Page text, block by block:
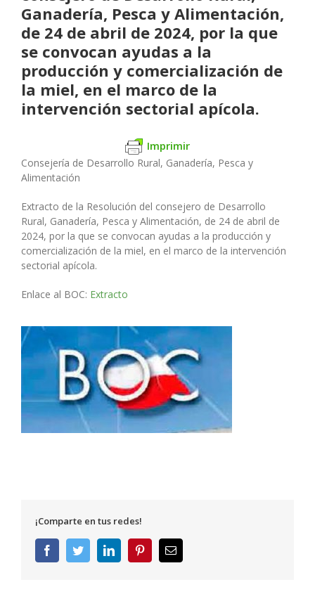
Ganadería, Pesca y Alimentación,
de 24 de abril de 2024, por la que
se convocan ayudas a la
producción y comercialización de
la miel, en el marco de la
intervención sectorial apícola.
Imprimir
Consejería de Desarrollo Rural, Ganadería, Pesca y
Alimentación
Extracto de la Resolución del consejero de Desarrollo
Rural, Ganadería, Pesca y Alimentación, de 24 de abril de
2024, por la que se convocan ayudas a la producción y
comercialización de la miel, en el marco de la intervención
sectorial apícola.
Enlace al BOC: Extracto
¡Comparte en tus redes!
FacebookTwitterLinkedInPinterestCorreo
electrónico